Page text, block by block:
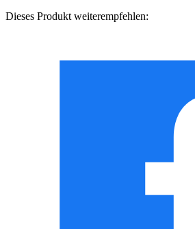
Dieses Produkt weiterempfehlen: